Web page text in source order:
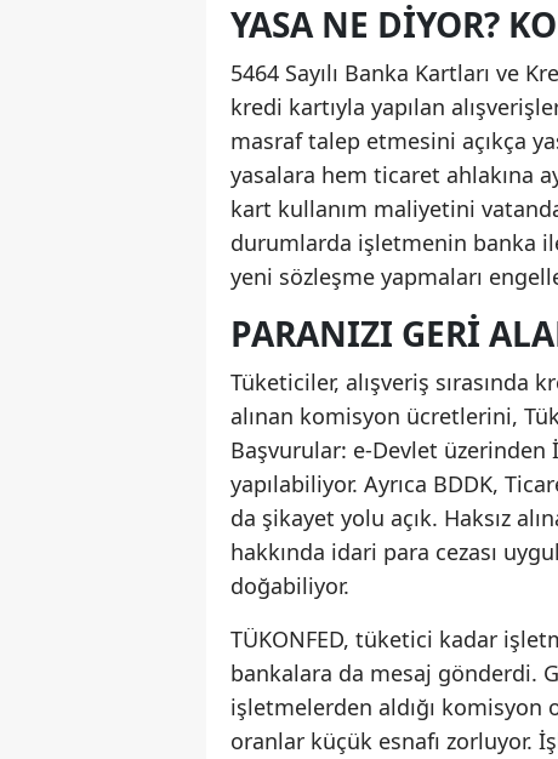
YASA NE DIYOR?
5464 Sayılı Banka Kartları ve
kredi kartıyla yapılan
masraf talep etmesini açıkça
yasalara hem ticaret ahlakına
kart kullanım maliyetini
durumlarda işletmenin banka
yeni sözleşme yapmaları
PARANIZI GERI
Tüketiciler, alışveriş sırasında
alınan komisyon ücretlerini,
Başvurular: e-Devlet
yapılabiliyor. Ayrıca BDDK,
da şikayet yolu açık. Haksız
hakkında idari para cezası
doğabiliyor.
TÜKONFED, tüketici kadar
bankalara da mesaj gönderdi.
işletmelerden aldığı komisyon
oranlar küçük esnafı zorluyor.